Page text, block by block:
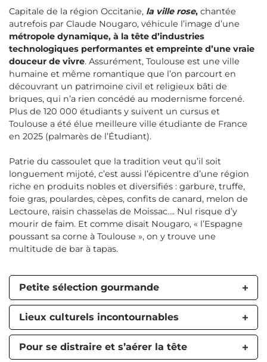
Capitale de la région Occitanie, la ville rose, chantée
autrefois par Claude Nougaro, véhicule l’image d’une
métropole dynamique, à la tête d’industries
technologiques performantes et empreinte d’une vraie
douceur de vivre. Assurément, Toulouse est une ville
humaine et même romantique que l’on parcourt en
découvrant un patrimoine civil et religieux bâti de
briques, qui n’a rien concédé au modernisme forcené.
Plus de 120 000 étudiants y suivent un cursus et
Toulouse a été élue meilleure ville étudiante de France
en 2025 (palmarès de l’Étudiant).
Patrie du cassoulet que la tradition veut qu’il soit
longuement mijoté, c’est aussi l’épicentre d’une région
riche en produits nobles et diversifiés : garbure, truffe,
foie gras, poulardes, cèpes, confits de canard, melon de
Lectoure, raisin chasselas de Moissac…. Nul risque d’y
mourir de faim. Et comme disait Nougaro, « l’Espagne
poussant sa corne à Toulouse », on y trouve une
multitude de bar à tapas.
Petite sélection gourmande
Lieux culturels incontournables
Pour se distraire et s’aérer la tête